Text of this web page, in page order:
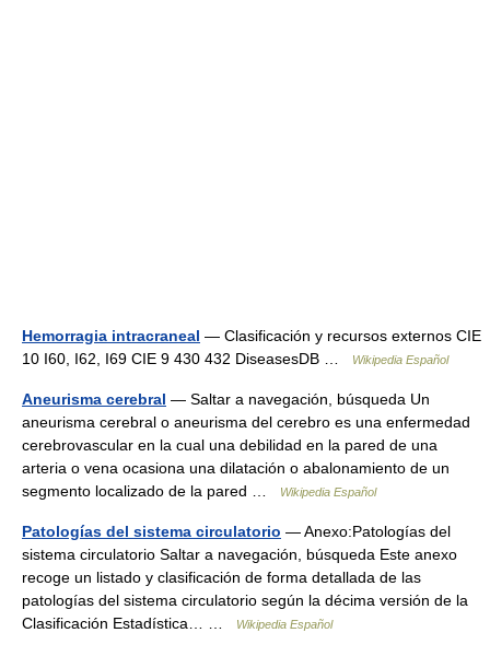
Hemorragia intracraneal — Clasificación y recursos externos CIE
10 I60, I62, I69 CIE 9 430 432 DiseasesDB …
Wikipedia Español
Aneurisma cerebral — Saltar a navegación, búsqueda Un
aneurisma cerebral o aneurisma del cerebro es una enfermedad
cerebrovascular en la cual una debilidad en la pared de una
arteria o vena ocasiona una dilatación o abalonamiento de un
segmento localizado de la pared …
Wikipedia Español
Patologías del sistema circulatorio — Anexo:Patologías del
sistema circulatorio Saltar a navegación, búsqueda Este anexo
recoge un listado y clasificación de forma detallada de las
patologías del sistema circulatorio según la décima versión de la
Clasificación Estadística… …
Wikipedia Español